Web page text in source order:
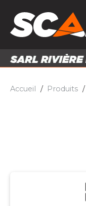
Accueil Produits